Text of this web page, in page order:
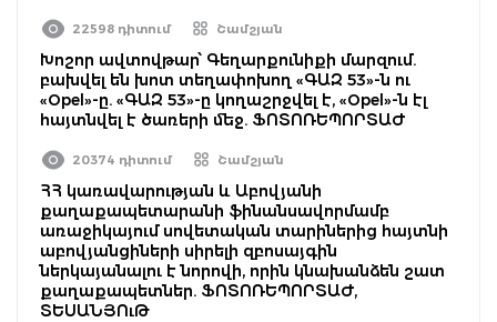
22598 դիտում Շամշյան
Խոշոր ավտովթար՝ Գեղարքունիքի մարզում.
բախվել են խոտ տեղափոխող «ԳԱԶ 53»-ն ու
«Opel»-ը. «ԳԱԶ 53»-ը կողաշրջվել է, «Opel»-ն էլ
հայտնվել է ծառերի մեջ. ՖՈՏՈՌԵՊՈՐՏԱԺ
20374 դիտում Շամշյան
ՀՀ կառավարության և Աբովյանի
քաղաքապետարանի ֆինանսավորմամբ
առաջիկայում սովետական տարիներից հայտնի
աբովյանցիների սիրելի զբոսայգին
ներկայանալու է նորովի, որին կնախանձեն շատ
քաղաքապետներ. ՖՈՏՈՌԵՊՈՐՏԱԺ,
ՏԵՍԱՆՅՈւԹ